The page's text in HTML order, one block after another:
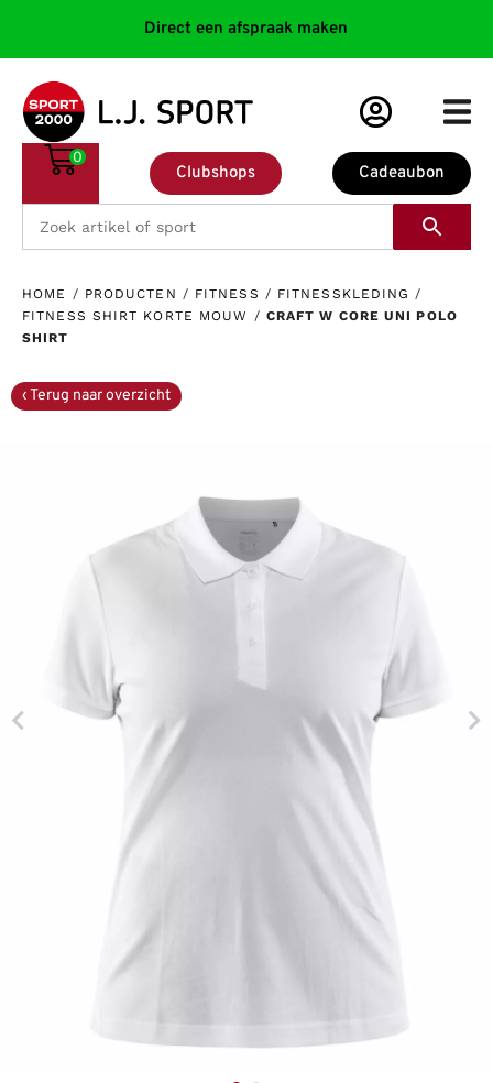
Direct een afspraak maken
Cadeaubon
Clubshops
0
HOME / PRODUCTEN / FITNESS / FITNESSKLEDING /
FITNESS SHIRT KORTE MOUW / CRAFT W CORE UNI POLO
SHIRT